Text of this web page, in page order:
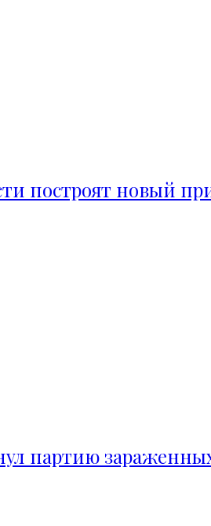
построят новый
партию